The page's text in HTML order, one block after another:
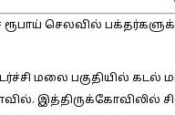
செலவில்
மலை பகுதியில் கடல்
இத்திருக்கோவிலில்